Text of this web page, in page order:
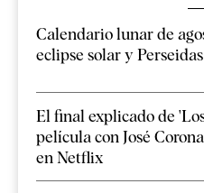
Calendario lunar de
eclipse solar y Perseidas
El final explicado de
película con José
en Netflix